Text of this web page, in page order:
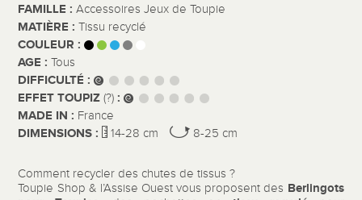
FAMILLE :Accessoires Jeux de Toupie
MATIÈRE :Tissu recyclé
COULEUR :
AGE :Tous
DIFFICULTÉ :
EFFET TOUPIZ(?) :
MADE IN : France
DIMENSIONS : 14-28 cm 8-25 cm
Comment recycler des chutes de tissus ?
Toupie Shop & l’Assise Ouest vous proposent des Berlingots